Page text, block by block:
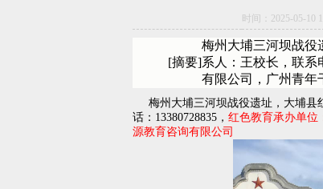
时间：2025-05-10
[摘要]
梅州大埔三河坝战役
系人：王校长，联系
有限公司，广州青年
梅州大埔三河坝战役遗址，大埔县
话：13380728835， 红色教育承办单位
源教育咨询有限公司